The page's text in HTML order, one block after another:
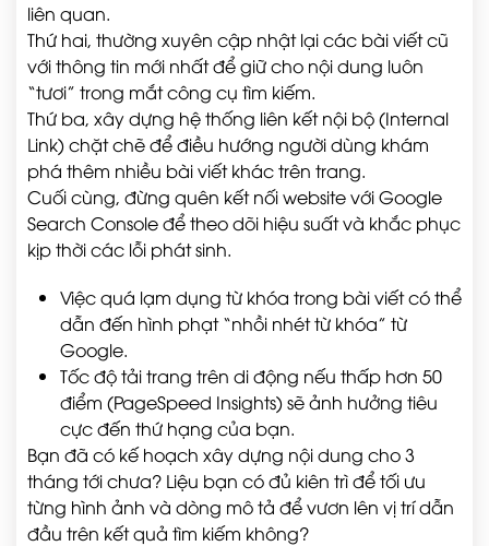
liên quan.
Thứ hai, thường xuyên cập nhật lại các bài viết cũ
với thông tin mới nhất để giữ cho nội dung luôn
“tươi” trong mắt công cụ tìm kiếm.
Thứ ba, xây dựng hệ thống liên kết nội bộ (Internal
Link) chặt chẽ để điều hướng người dùng khám
phá thêm nhiều bài viết khác trên trang.
Cuối cùng, đừng quên kết nối website với Google
Search Console để theo dõi hiệu suất và khắc phục
kịp thời các lỗi phát sinh.
Việc quá lạm dụng từ khóa trong bài viết có thể
dẫn đến hình phạt “nhồi nhét từ khóa” từ
Google.
Tốc độ tải trang trên di động nếu thấp hơn 50
điểm (PageSpeed Insights) sẽ ảnh hưởng tiêu
cực đến thứ hạng của bạn.
Bạn đã có kế hoạch xây dựng nội dung cho 3
tháng tới chưa? Liệu bạn có đủ kiên trì để tối ưu
từng hình ảnh và dòng mô tả để vươn lên vị trí dẫn
đầu trên kết quả tìm kiếm không?